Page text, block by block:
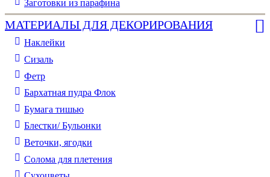
Заготовки из парафина
МАТЕРИАЛЫ ДЛЯ ДЕКОРИРОВАНИЯ
Наклейки
Сизаль
Фетр
Бархатная пудра Флок
Бумага тишью
Блестки/ Бульонки
Веточки, ягодки
Солома для плетения